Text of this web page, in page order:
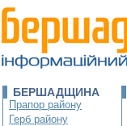
БЕРШАДЩИНА
Прапор району
Герб району